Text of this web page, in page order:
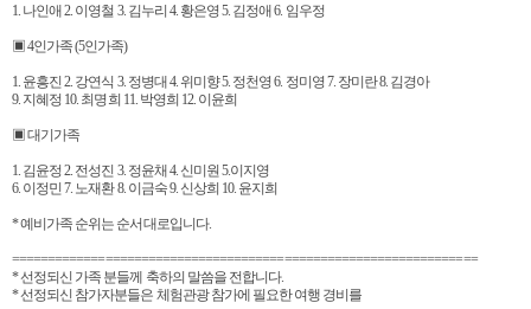
1. 나인애 2. 이영철 3. 김누리 4. 황은영 5. 김정애 6. 임우정
▣ 4인가족 (5인가족)
1. 윤흥진 2. 강연식 3. 정병대 4. 위미향 5. 정천영 6. 정미영 7. 장미란 8. 김경아
9. 지혜정 10. 최명희 11. 박영희 12. 이윤희
▣ 대기가족
1. 김윤정 2. 전성진 3. 정윤채 4. 신미원 5.이지영
6. 이정민 7. 노재환 8. 이금숙 9. 신상희 10. 윤지희
* 예비가족 순위는 순서대로입니다.
=================================================================
* 선정되신 가족 분들께 축하의 말씀을 전합니다.
* 선정되신 참가자분들은 체험관광 참가에 필요한 여행 경비를